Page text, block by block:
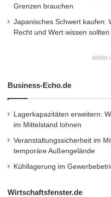
Grenzen brauchen
Japanisches Schwert kaufen:
Recht und Wert wissen sollten
Business-Echo.de
Lagerkapazitäten erweitern:
im Mittelstand lohnen
Veranstaltungssicherheit im
temporäre Außengelände
Kühllagerung im
Wirtschaftsfenster.de